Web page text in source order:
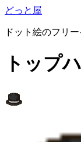
どっと屋
ドット絵のフリ
トップ